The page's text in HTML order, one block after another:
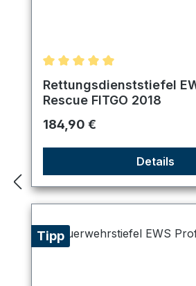
Durchschnittliche
Rettungsdienststiefel
Rescue FITGO 2018
Regulärer Preis:
184,90 €
Details
Tipp